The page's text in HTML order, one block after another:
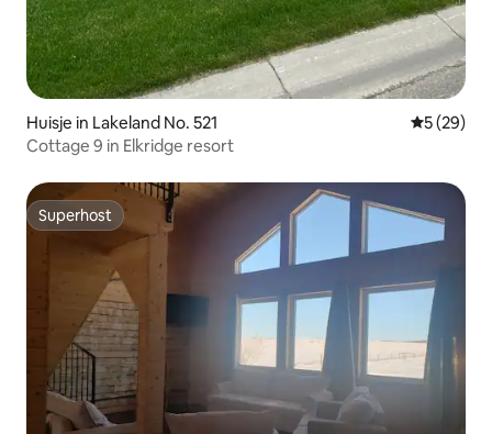
Huisje in Lakeland No. 521
5 (29)
Cottage 9 in Elkridge resort
Superhost
Superhost